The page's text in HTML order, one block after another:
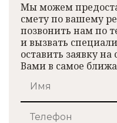
Мы можем
смету по вашему
позвонить нам по
и вызвать
оставить заявку
Вами в самое